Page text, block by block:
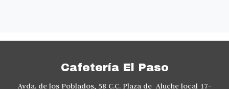
Cafetería El Paso
Avda. de los Poblados, 58 C.C. Plaza de Aluche local 17-